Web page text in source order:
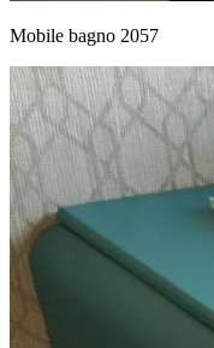
Mobile bagno 2057